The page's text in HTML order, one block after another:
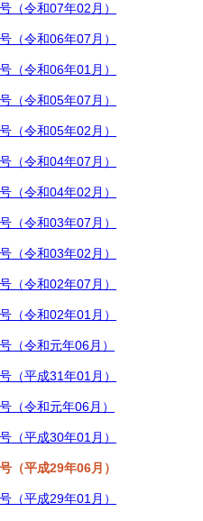
令和07年02月）
令和06年07月）
令和06年01月）
令和05年07月）
令和05年02月）
令和04年07月）
令和04年02月）
令和03年07月）
令和03年02月）
令和02年07月）
令和02年01月）
令和元年06月）
平成31年01月）
令和元年06月）
平成30年01月）
平成29年06月）
平成29年01月）